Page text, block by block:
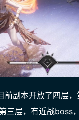
副本开放了四层
三层，有近战boss